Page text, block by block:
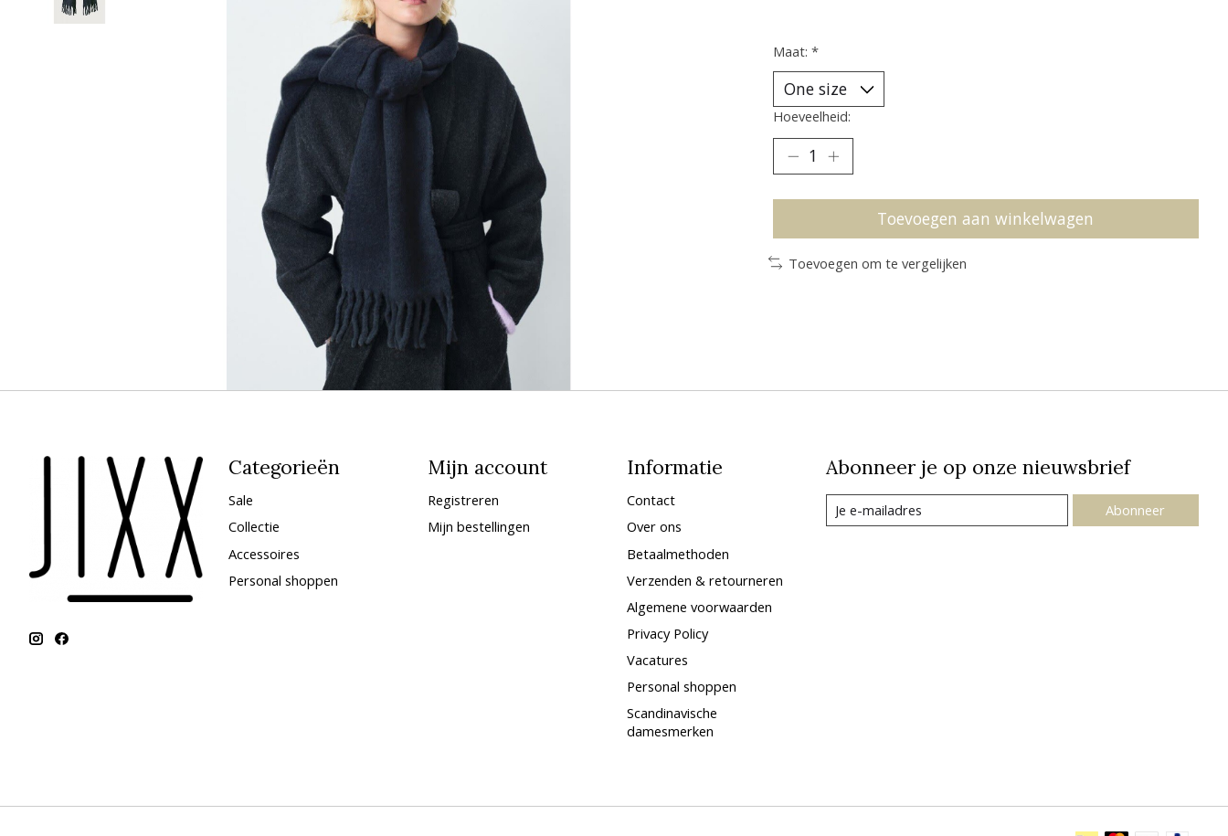
Maat: *
Hoeveelheid:
Toevoegen aan winkelwagen
Toevoegen om te vergelijken
Categorieën
Sale
Collectie
Accessoires
Personal shoppen
Mijn account
Registreren
Mijn bestellingen
Informatie
Contact
Over ons
Betaalmethoden
Verzenden & retourneren
Algemene voorwaarden
Privacy Policy
Vacatures
Personal shoppen
Scandinavische
damesmerken
Abonneer je op onze nieuwsbrief
Abonneer